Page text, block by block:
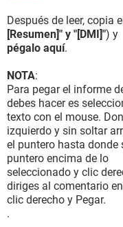
Después de leer, copia
[Resumen]" y "[DMI]") y
pégalo aquí.
NOTA:
Para pegar el informe
debes hacer es
texto con el mouse.
izquierdo y sin soltar
el puntero hasta donde
puntero encima de lo
seleccionado y clic
diriges al comentario
clic derecho y Pegar.
.